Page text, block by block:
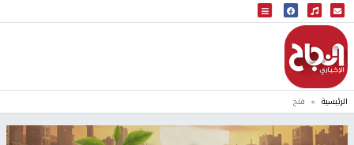
البث المباشر
إذاعة النجاح
الرئيسية فتح